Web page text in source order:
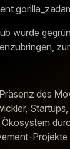
wurde
des
Ökosystem
Projekte